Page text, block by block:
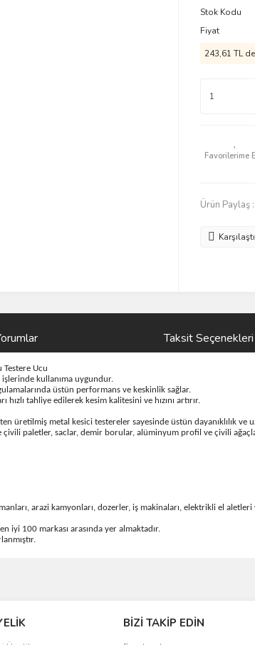
Stok Kodu
Fiyat
243,61 TL
Ürün Paylaş :
Taksit Seçenekleri
Ucu
işlerinde kullanıma uygundur.
üstün performans ve keskinlik sağlar.
hızlı tahliye edilerek kesim kalitesini ve hızını artırır.
üretilmiş metal kesici testereler sayesinde üstün dayanıklılık ve
paletler, saclar, demir borular, alüminyum profil ve çivili
arazi kamyonları, dozerler, iş makinaları, elektrikli el
iyi 100 markası arasında yer almaktadır.
BİZİ TAKİP EDİN